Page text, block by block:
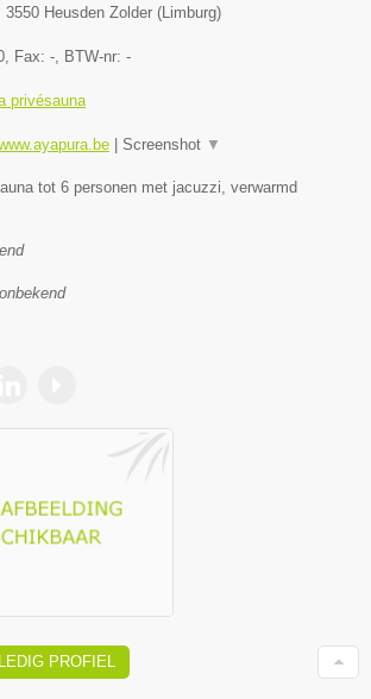
3550 Heusden Zolder (Limburg)
, Fax: -, BTW-nr: -
privésauna
Screenshot ▼
tot 6 personen met jacuzzi, verwarmd
PROFIEL